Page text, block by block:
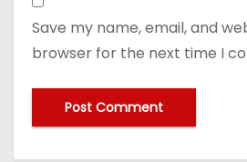
Save my name, email, and
browser for the next time I